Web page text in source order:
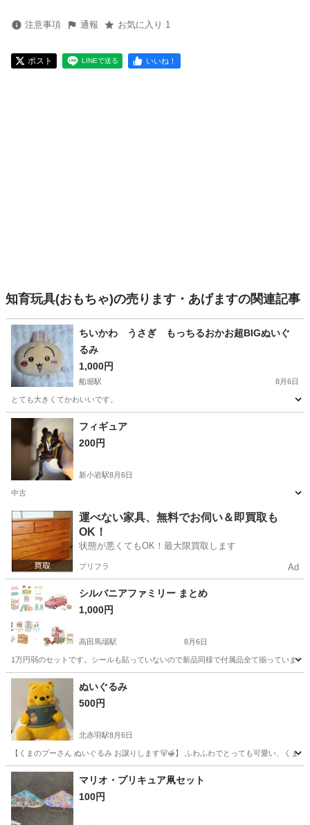
注意事項 通報 お気に入り 1
ポスト LINEで送る いいね！
知育玩具(おもちゃ)の売ります・あげますの関連記事
ちいかわ うさぎ もっちるおかお超BIGぬいぐ
るみ
1,000円
船堀駅 8月6日
とても大きくてかわいいです。
東京 江戸川区 船堀駅
フィギュア
200円
新小岩駅8月6日
中古
東京 葛飾区 新小岩駅 フィギュア
運べない家具、無料でお伺い＆即買取も
OK！
状態が悪くてもOK！最大限買取します
プリフラ Ad
シルバニアファミリー まとめ
1,000円
高田馬場駅 8月6日
1万円弱のセットです。シールも貼っていないので新品同様で付属品全て揃っていま
東京 新宿区 高田馬場駅
ぬいぐるみ
500円
北赤羽駅8月6日
【くまのプーさん ぬいぐるみ お譲りします🐻🍯】 ふわふわでとっても可愛い、くま
東京 北区 北赤羽駅 おもちゃ くまのプーさん
マリオ・プリキュア凧セット
100円